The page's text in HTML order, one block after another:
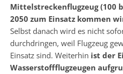
Mittelstreckenflugzeug (100
2050 zum Einsatz kommen
Selbst danach wird es nicht
durchdringen, weil Flugzeug
Einsatz sind. Weiterhin ist der
Wasserstoffflugzeugen